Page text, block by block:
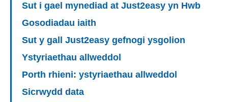
Sut i gael mynediad at Just2easy yn Hwb
Gosodiadau iaith
Sut y gall Just2easy gefnogi ysgolion
Ystyriaethau allweddol
Porth rhieni: ystyriaethau allweddol
Sicrwydd data